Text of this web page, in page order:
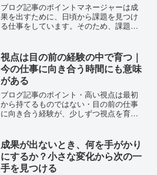
ブログ記事のポイントマネージャーは成
果を出すために、日頃から課題を見つけ
る仕事をしています。そのため、課題ば
持ち込むと、人の可能性を見落としてし
まうことがあります。部下...
視点は目の前の経験の中で育つ｜
今の仕事に向き合う時間にも意味
がある
ブログ記事のポイント・高い視点は最初
から持てるものではない・目の前の仕事
に向き合う経験が、少しずつ視点を育て
った経験も、後から大切な学びになる・
日常業務の積み重ねが、次...
成果が出ないとき、何を手がかり
にするか？小さな変化から次の一
手を見つける